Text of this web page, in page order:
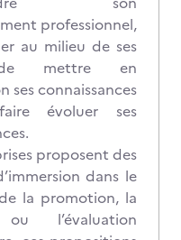
professionnel,
au milieu de ses
mettre en
ses connaissances
évoluer ses
proposent des
dans le
la promotion, la
l’évaluation